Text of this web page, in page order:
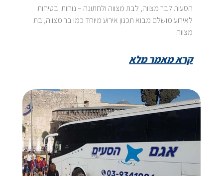
הסעות לבר מצווה, לבת מצווה ולחתונה – נוחות ובטיחות
לאירוע מושלם מבוא תכנון אירוע מיוחד כמו בר מצווה, בת
מצווה
קרא מאמר מלא